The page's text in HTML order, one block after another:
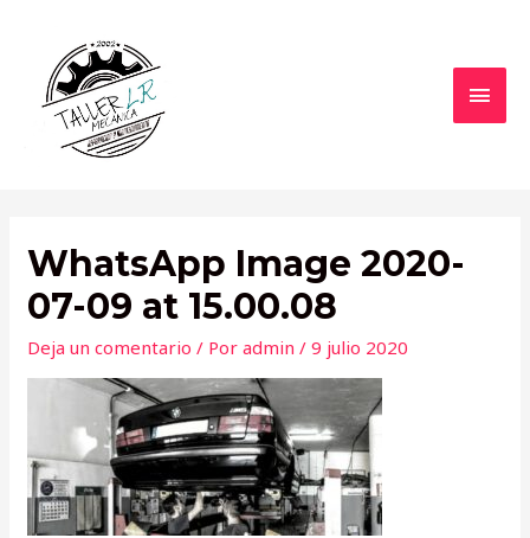
contenido
WhatsApp Image 2020-
07-09 at 15.00.08
Deja un comentario / Poradmin/9 julio 2020